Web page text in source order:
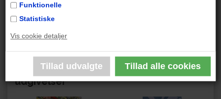
Funktionelle
Statistiske
Vis cookie detaljer
Måske er du også interesseret i disse
udgivelser